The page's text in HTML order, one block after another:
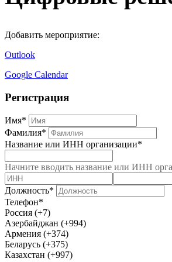
Добавить мероприятие:
Outlook
Google Calendar
Регистрация
Имя*
Фамилия*
Название или ИНН организации*
Начните вводить название или ИНН
Должность*
Телефон*
Россия (+7)
Азербайджан (+994)
Армения (+374)
Беларусь (+375)
Казахстан (+997)